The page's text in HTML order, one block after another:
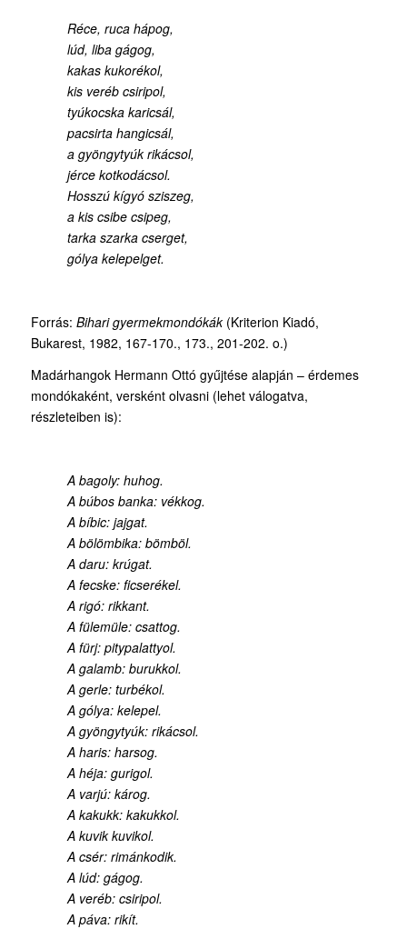
Réce, ruca hápog,
lúd, liba gágog,
kakas kukorékol,
kis veréb csiripol,
tyúkocska karicsál,
pacsirta hangicsál,
a gyöngytyúk rikácsol,
jérce kotkodácsol.
Hosszú kígyó sziszeg,
a kis csibe csipeg,
tarka szarka cserget,
gólya kelepelget.
Forrás: Bihari gyermekmondókák(Kriterion Kiadó,
Bukarest, 1982, 167-170., 173., 201-202. o.)
Madárhangok Hermann Ottó gyűjtése alapján – érdemes
mondókaként, versként olvasni (lehet válogatva,
részleteiben is):
A bagoly: huhog.
A búbos banka: vékkog.
A bíbic: jajgat.
A bölömbika: bömböl.
A daru: krúgat.
A fecske: ficserékel.
A rigó: rikkant.
A fülemüle: csattog.
A fürj: pitypalattyol.
A galamb: burukkol.
A gerle: turbékol.
A gólya: kelepel.
A gyöngytyúk: rikácsol.
A haris: harsog.
A héja: gurigol.
A varjú: károg.
A kakukk: kakukkol.
A kuvik kuvikol.
A csér: rimánkodik.
A lúd: gágog.
A veréb: csiripol.
A páva: rikít.